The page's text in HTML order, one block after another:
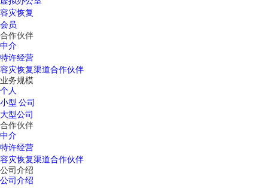
容灾恢复
会员
合作伙伴
中介
特许经营
容灾恢复渠道合作伙伴
业务规模
个人
小型 公司
大型公司
合作伙伴
中介
特许经营
容灾恢复渠道合作伙伴
公司介绍
公司介绍